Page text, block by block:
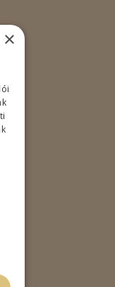
×